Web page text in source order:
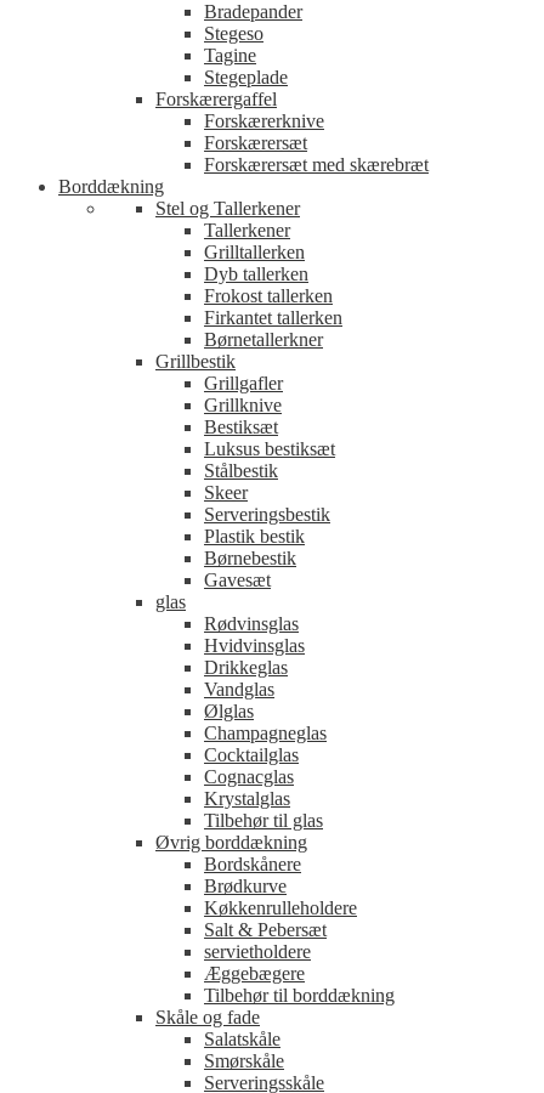
Bradepander
Stegeso
Tagine
Stegeplade
Forskærergaffel
Forskærerknive
Forskærersæt
Forskærersæt med skærebræt
Borddækning
Stel og Tallerkener
Tallerkener
Grilltallerken
Dyb tallerken
Frokost tallerken
Firkantet tallerken
Børnetallerkner
Grillbestik
Grillgafler
Grillknive
Bestiksæt
Luksus bestiksæt
Stålbestik
Skeer
Serveringsbestik
Plastik bestik
Børnebestik
Gavesæt
glas
Rødvinsglas
Hvidvinsglas
Drikkeglas
Vandglas
Ølglas
Champagneglas
Cocktailglas
Cognacglas
Krystalglas
Tilbehør til glas
Øvrig borddækning
Bordskånere
Brødkurve
Køkkenrulleholdere
Salt & Pebersæt
servietholdere
Æggebægere
Tilbehør til borddækning
Skåle og fade
Salatskåle
Smørskåle
Serveringsskåle